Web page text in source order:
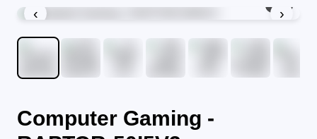
‹ ›
1
Computer Gaming -